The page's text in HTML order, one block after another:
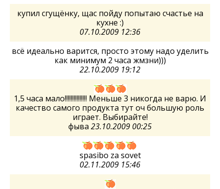
купил сгущёнку, щас пойду попытаю счастье на
кухне :)
07.10.2009 12:36
всё идеально варится, просто этому надо уделить
как минимум 2 часа жмзни)))
22.10.2009 19:12
1,5 часа мало!!!!!!!!!!!!!!! Меньше 3 никогда не варю. И
качество самого продукта тут оч большую роль
играет. Выбирайте!
фыва 23.10.2009 00:25
spasibo za sovet
02.11.2009 15:46